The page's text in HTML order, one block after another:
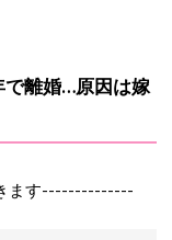
で離婚…原因は嫁
ます--------------